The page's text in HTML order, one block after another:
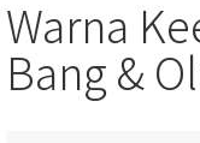
Warna
Bang &